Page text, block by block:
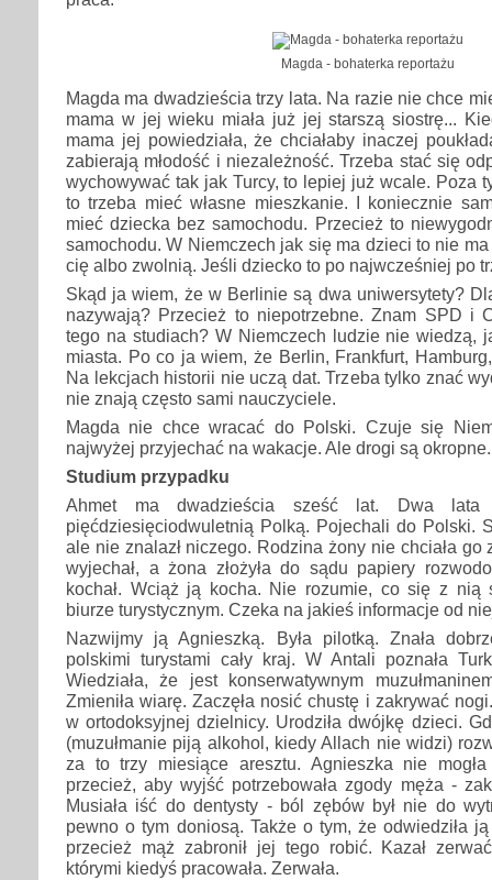
Magda - bohaterka reportażu
Magda ma dwadzieścia trzy lata. Na razie nie chce
mama w jej wieku miała już jej starszą siostrę...
mama jej powiedziała, że chciałaby inaczej
zabierają młodość i niezależność. Trzeba stać się
wychowywać tak jak Turcy, to lepiej już wcale. Poza
to trzeba mieć własne mieszkanie. I koniecznie
mieć dziecka bez samochodu. Przecież to
samochodu. W Niemczech jak się ma dzieci to nie
cię albo zwolnią. Jeśli dziecko to po najwcześniej po
Skąd ja wiem, że w Berlinie są dwa uniwersytety?
nazywają? Przecież to niepotrzebne. Znam SPD i
tego na studiach? W Niemczech ludzie nie wiedzą,
miasta. Po co ja wiem, że Berlin, Frankfurt,
Na lekcjach historii nie uczą dat. Trzeba tylko znać
nie znają często sami nauczyciele.
Magda nie chce wracać do Polski. Czuje się
najwyżej przyjechać na wakacje. Ale drogi są okropne.
Studium przypadku
Ahmet ma dwadzieścia sześć lat. Dwa
pięćdziesięciodwuletnią Polką. Pojechali do Polski.
ale nie znalazł niczego. Rodzina żony nie chciała go
wyjechał, a żona złożyła do sądu papiery
kochał. Wciąż ją kocha. Nie rozumie, co się z nią
biurze turystycznym. Czeka na jakieś informacje od
Nazwijmy ją Agnieszką. Była pilotką. Znała
polskimi turystami cały kraj. W Antali poznała
Wiedziała, że jest konserwatywnym
Zmieniła wiarę. Zaczęła nosić chustę i zakrywać
w ortodoksyjnej dzielnicy. Urodziła dwójkę dzieci.
(muzułmanie piją alkohol, kiedy Allach nie widzi)
za to trzy miesiące aresztu. Agnieszka nie
przecież, aby wyjść potrzebowała zgody męża -
Musiała iść do dentysty - ból zębów był nie do
pewno o tym doniosą. Także o tym, że odwiedziła
przecież mąż zabronił jej tego robić. Kazał
którymi kiedyś pracowała. Zerwała.